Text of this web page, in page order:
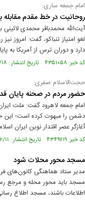
امام جمعه ساری:
روحانیت در خط مقدم مقابله
آیت‌الله محمدباقر محمدی
لغو امتیاز تنباکو، گفت: امروز
دارد و دوران ترس از آمریکا به
کد خبر: ۴۳۵۱۰۵۸ تاریخ انتشار : ۱۴۰۵/۰۲/۱۸
حجت‌الاسلام صفری:
حضور مردم در صحنه‌ پایان
امام جمعه لاهرود گفت: ملت
دشمن را مبهوت کرده است؛ این
آغازگر عصر اقتدار نوین ایران
کد خبر: ۴۳۴۹۷۱۹ تاریخ انتشار : ۱۴۰۵/۰۲/۱۱
مسجد محور محلات شود
مدیر ستاد هماهنگی کانون‌های
مسجد باید محور محله و مرجع
اطلاعات باشند، مسجد اطلاع